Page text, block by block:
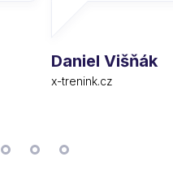
Daniel Višňák
x-trenink.cz